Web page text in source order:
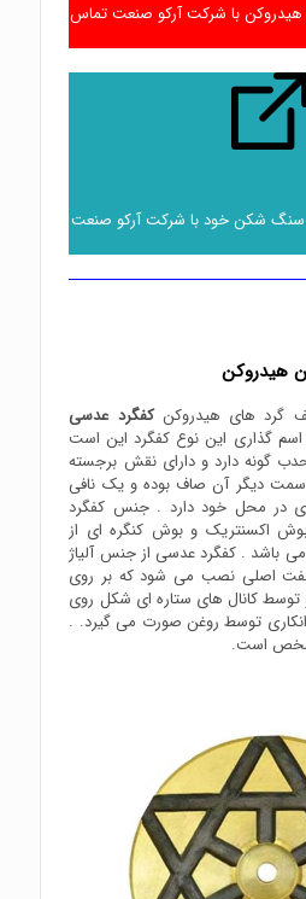
با شرکت آرکو صنعت تماس
سنگ شکن خود با شرکت آرکو صنعت
هیدروکن
گرد های هیدروکنکفگرد عدسی
گذاری این نوع کفگرد این است
دارد و دارای نقش برجسته
دیگر آن صاف بوده و یک نافی
در محل خود دارد . جنس کفگرد
اکسنتریک و بوش کنگره ای از
باشد . کفگرد عدسی از جنس آلیاژ
شفت اصلی نصب می شود که بر روی
توسط کانال های ستاره ای شکل روی
توسط روغن صورت می گیرد. .
مشخص است.